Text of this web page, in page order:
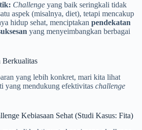
Challenge yang baik seringkali tidak
aspek (misalnya, diet), tetapi mencakup
hidup sehat, menciptakan pendekatan
yang menyeimbangkan berbagai
Berkualitas
yang lebih konkret, mari kita lihat
yang mendukung efektivitas challenge
Kebiasaan Sehat (Studi Kasus: Fita)